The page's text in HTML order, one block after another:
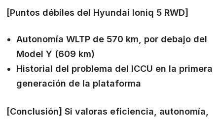
[Puntos débiles del Hyundai Ioniq 5 RWD]
Autonomía WLTP de 570 km, por debajo del
Model Y (609 km)
Historial del problema del ICCU en la primera
generación de la plataforma
[Conclusión] Si valoras eficiencia, autonomía,